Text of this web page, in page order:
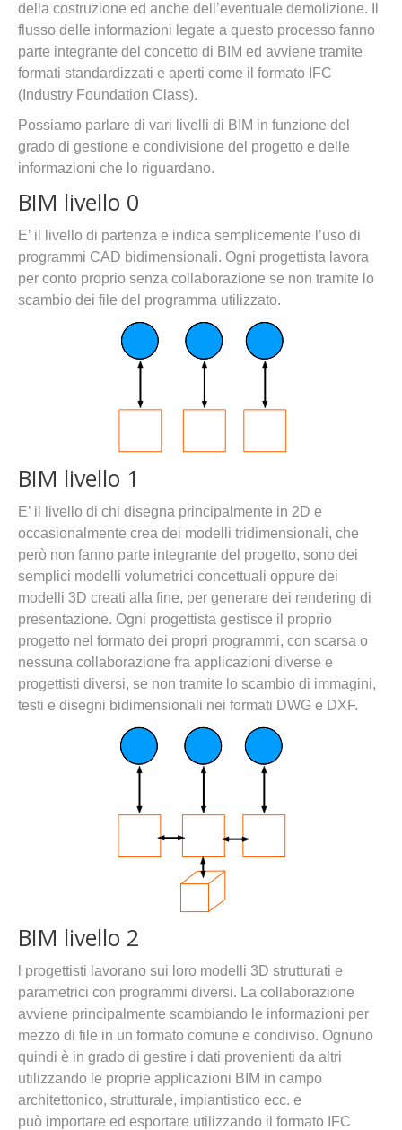
della costruzione ed anche dell’eventuale demolizione. Il
flusso delle informazioni legate a questo processo fanno
parte integrante del concetto di BIM ed avviene tramite
formati standardizzati e aperti come il formato IFC
(Industry Foundation Class).
Possiamo parlare di vari livelli di BIM in funzione del
grado di gestione e condivisione del progetto e delle
informazioni che lo riguardano.
BIM livello 0
E’ il livello di partenza e indica semplicemente l’uso di
programmi CAD bidimensionali. Ogni progettista lavora
per conto proprio senza collaborazione se non tramite lo
scambio dei file del programma utilizzato.
BIM livello 1
E’ il livello di chi disegna principalmente in 2D e
occasionalmente crea dei modelli tridimensionali, che
però non fanno parte integrante del progetto, sono dei
semplici modelli volumetrici concettuali oppure dei
modelli 3D creati alla fine, per generare dei rendering di
presentazione. Ogni progettista gestisce il proprio
progetto nel formato dei propri programmi, con scarsa o
nessuna collaborazione fra applicazioni diverse e
progettisti diversi, se non tramite lo scambio di immagini,
testi e disegni bidimensionali nei formati DWG e DXF.
BIM livello 2
l progettisti lavorano sui loro modelli 3D strutturati e
parametrici con programmi diversi. La collaborazione
avviene principalmente scambiando le informazioni per
mezzo di file in un formato comune e condiviso. Ognuno
quindi è in grado di gestire i dati provenienti da altri
utilizzando le proprie applicazioni BIM in campo
architettonico, strutturale, impiantistico ecc. e
può importare ed esportare utilizzando il formato IFC